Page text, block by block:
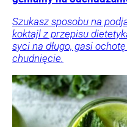
Szukasz sposobu na
koktajl z przepisu
syci na długo, gasi
chudnięcie.